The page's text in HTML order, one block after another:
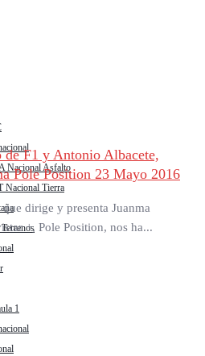
Nacional Asfalto
Nacional Tierra
1
F1 y Antonio Albacete,
Pole Position 23 Mayo 2016
dirige y presenta Juanma
+, Pole Position, nos ha...